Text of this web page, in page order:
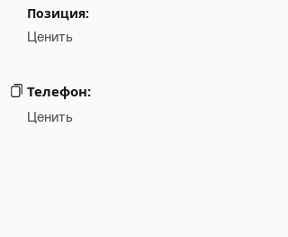
Позиция:
Ценить
Телефон:
Ценить